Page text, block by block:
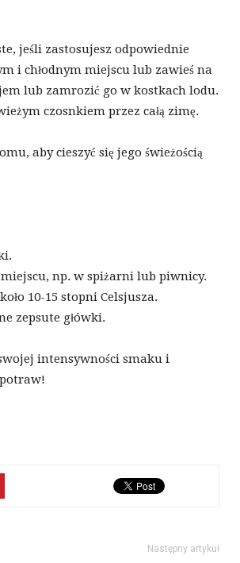
jeśli zastosujesz odpowiednie
i chłodnym miejscu lub zawieś na
lub zamrozić go w kostkach lodu.
czosnkiem przez całą zimę.
aby cieszyć się jego świeżością
np. w spiżarni lub piwnicy.
10-15 stopni Celsjusza.
zepsute główki.
intensywności smaku i
Następny artykuł